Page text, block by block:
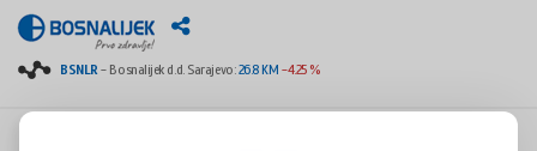
BSNLR- Bosnalijek d.d. Sarajevo:26.8 KM -4.25 %